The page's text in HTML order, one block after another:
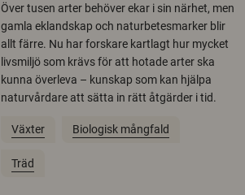
Över tusen arter behöver ekar i sin närhet, men
gamla eklandskap och naturbetesmarker blir
allt färre. Nu har forskare kartlagt hur mycket
livsmiljö som krävs för att hotade arter ska
kunna överleva – kunskap som kan hjälpa
naturvårdare att sätta in rätt åtgärder i tid.
Växter Biologisk mångfald
Träd